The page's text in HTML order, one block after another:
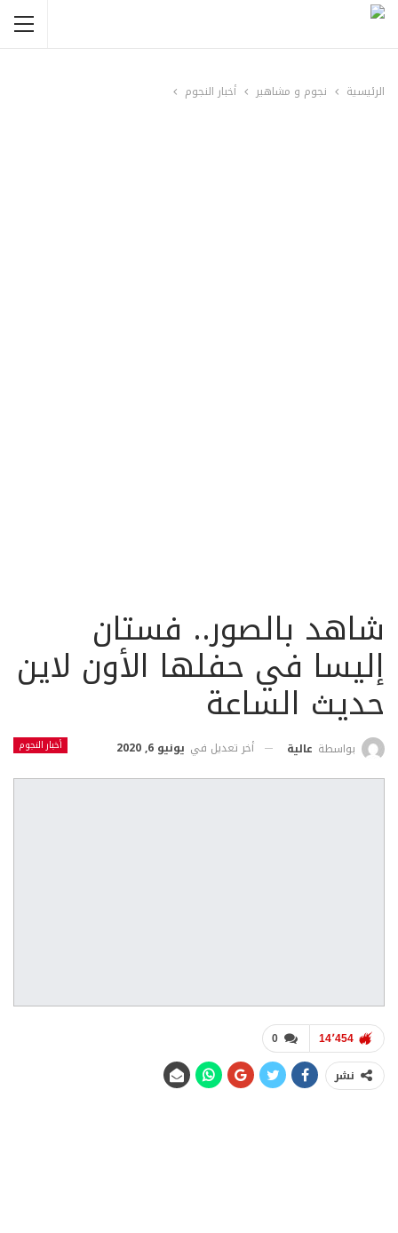
الرئيسية نجوم و مشاهير أخبار النجوم
شاهد بالصور.. فستان
إليسا في حفلها الأون لاين
حديث الساعة
أخبار النجوم بواسطة عالية أخر تعديل في يونيو 6, 2020
0 14٬454
نشر